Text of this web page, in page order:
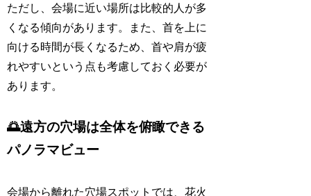
ただし、会場に近い場所は比較的人が多
くなる傾向があります。また、首を上に
向ける時間が長くなるため、首や肩が疲
れやすいという点も考慮しておく必要が
あります。
🌅遠方の穴場は全体を俯瞰できる
パノラマビュー
会場から離れた穴場スポットでは、花火